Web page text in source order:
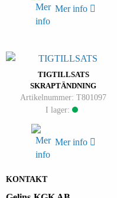
Mer info
TIGTILLSATS
SKRAPTÄNDNING
Artikelnummer: T801097
I lager:
Mer info
KONTAKT